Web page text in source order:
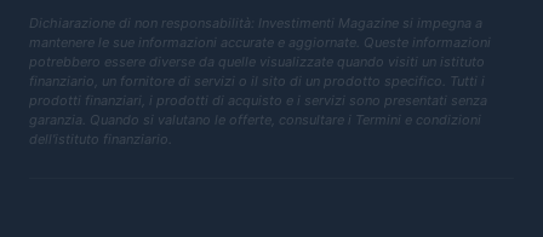
Dichiarazione di non responsabilità: Investimenti Magazine si impegna a
mantenere le sue informazioni accurate e aggiornate. Queste informazioni
potrebbero essere diverse da quelle visualizzate quando visiti un istituto
finanziario, un fornitore di servizi o il sito di un prodotto specifico. Tutti i
prodotti finanziari, i prodotti di acquisto e i servizi sono presentati senza
garanzia. Quando si valutano le offerte, consultare i Termini e condizioni
dell'istituto finanziario.